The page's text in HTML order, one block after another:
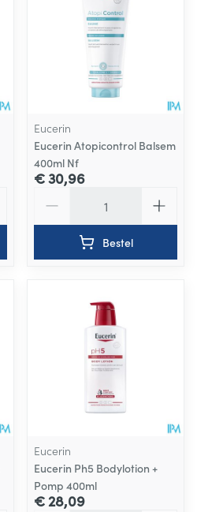
Eucerin
Eucerin Atopicontrol Balsem
400ml Nf
€ 30,96
Bestel
Eucerin
Eucerin Ph5 Bodylotion +
Pomp 400ml
€ 28,09